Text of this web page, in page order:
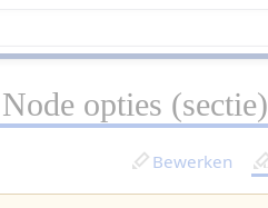
opties (sectie)
Bewerken